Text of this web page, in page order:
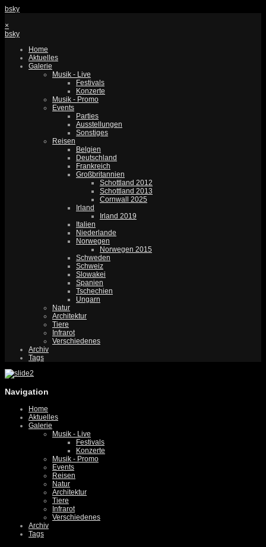
bsky
×
bsky
Home
Aktuelles
Galerie
Musik - Live
Festivals
Konzerte
Musik - Promo
Events
Parties
Ausstellungen
Sonstiges
Reisen
Belgien
Deutschland
Frankreich
Großbritannien
Schottland 2012
Schottland 2013
Cornwall 2025
Irland
Irland 2019
Italien
Niederlande
Norwegen
Norwegen 2015
Schweden
Schweiz
Slowakei
Spanien
Tschechien
Ungarn
Natur
Architektur
Tiere
Infrarot
Verschiedenes
Archiv
Tags
Navigation
Home
Aktuelles
Galerie
Musik - Live
Festivals
Konzerte
Musik - Promo
Events
Reisen
Natur
Architektur
Tiere
Infrarot
Verschiedenes
Archiv
Tags